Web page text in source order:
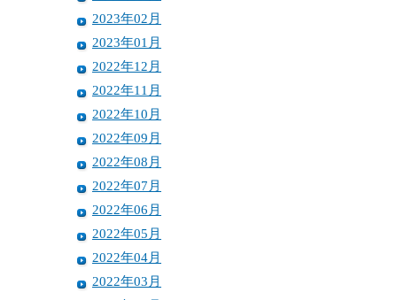
2023年02月
2023年01月
2022年12月
2022年11月
2022年10月
2022年09月
2022年08月
2022年07月
2022年06月
2022年05月
2022年04月
2022年03月